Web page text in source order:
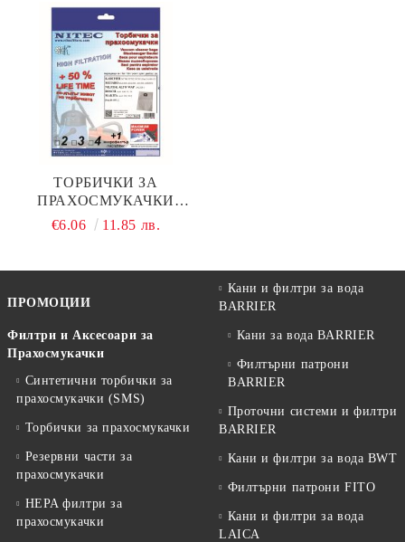
ТОРБИЧКИ ЗА
ПРАХОСМУКАЧКИ
НИТЕК, КОД Т625
€6.06 11.85 лв.
ПРОМОЦИИ
Филтри и Аксесоари за
Прахосмукачки
Синтетични торбички за
прахосмукачки (SMS)
Торбички за прахосмукачки
Резервни части за
прахосмукачки
HEPA филтри за
прахосмукачки
Кани и филтри за вода
BARRIER
Кани за вода BARRIER
Филтърни патрони
BARRIER
Проточни системи и филтри
BARRIER
Кани и филтри за вода BWT
Филтърни патрони FITO
Кани и филтри за вода
LAICA